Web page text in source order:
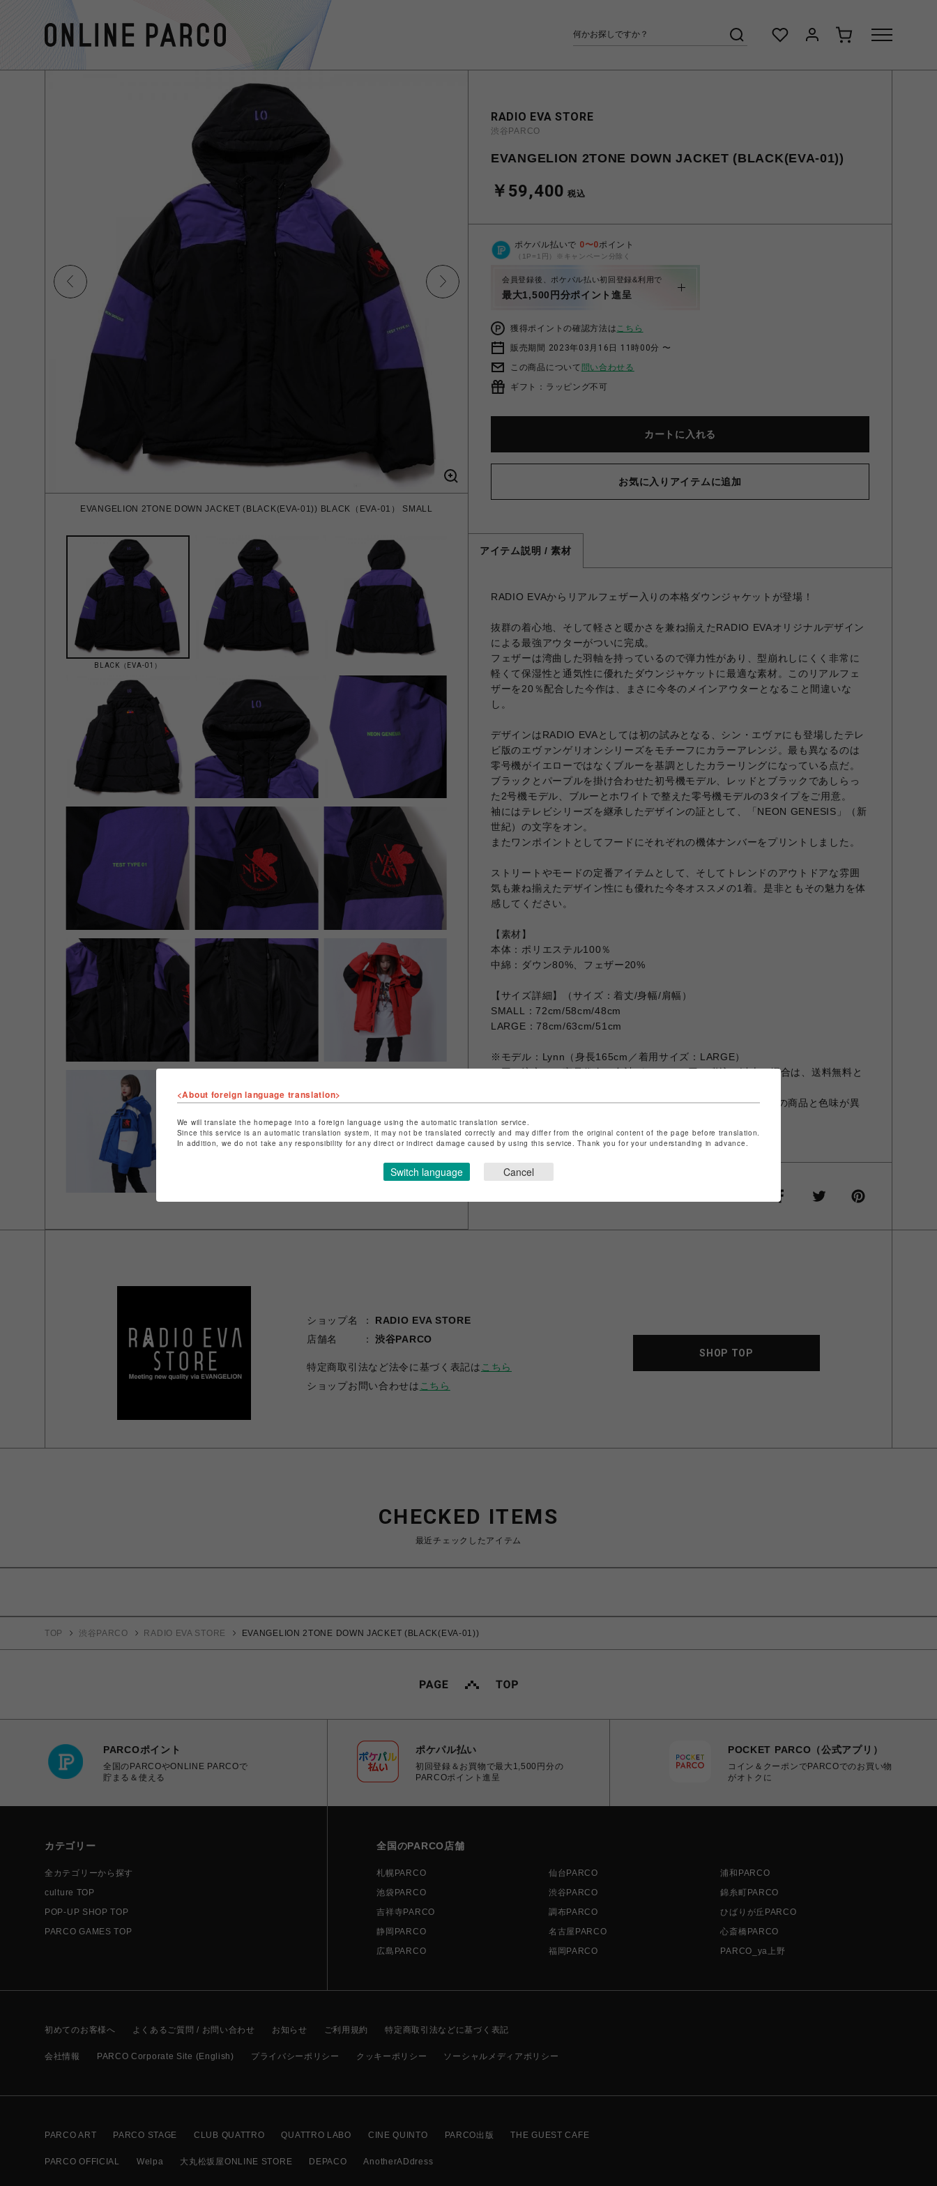
EVANGELION 2TONE DOWN JACKET (BLACK(EVA-01)) BLACK（EVA-01） SMALL
BLACK（EVA-01）
RADIO EVA STORE
渋谷PARCO
EVANGELION 2TONE DOWN JACKET (BLACK(EVA-01))
￥59,400 税込
ポケパル払いで 0〜0ポイント
（1P=1円）※キャンペーン分除く
会員登録後、ポケパル払い初回登録&利用で
最大1,500円分ポイント進呈
獲得ポイントの確認方法はこちら
販売期間 2023年03月16日 11時00分 〜
この商品について 問い合わせる
ギフト：ラッピング不可
カートに入れる
お気に入りアイテムに追加
アイテム説明 / 素材
RADIO EVAからリアルフェザー入りの本格ダウンジャケットが登場！
抜群の着心地、そして軽さと暖かさを兼ね揃えたRADIO EVAオリジナルデザイン
による最強アウターがついに完成。
フェザーは湾曲した羽軸を持っているので弾力性があり、型崩れしにくく非常に
軽くて保湿性と通気性に優れたダウンジャケットに最適な素材。このリアルフェ
ザーを20％配合した今作は、まさに今冬のメインアウターとなること間違いな
し。
デザインはRADIO EVAとしては初の試みとなる、シン・エヴァにも登場したテレ
ビ版のエヴァンゲリオンシリーズをモチーフにカラーアレンジ。最も異なるのは
零号機がイエローではなくブルーを基調としたカラーリングになっている点だ。
ブラックとパープルを掛け合わせた初号機モデル、レッドとブラックであしらっ
た2号機モデル、ブルーとホワイトで整えた零号機モデルの3タイプをご用意。
袖にはテレビシリーズを継承したデザインの証として、「NEON GENESIS」（新
世紀）の文字をオン。
またワンポイントとしてフードにそれぞれの機体ナンバーをプリントしました。
ストリートやモードの定番アイテムとして、そしてトレンドのアウトドアな雰囲
気も兼ね揃えたデザイン性にも優れた今冬オススメの1着。是非ともその魅力を体
感してください。
【素材】
本体：ポリエステル100％
中綿：ダウン80%、フェザー20%
【サイズ詳細】（サイズ：着丈/身幅/肩幅）
SMALL：72cm/58cm/48cm
LARGE：78cm/63cm/51cm
※モデル：Lynn（身長165cm／着用サイズ：LARGE）
※同一注文での商品代金の合計が、11,000円（税込）以上の場合は、送料無料と
※お客様のお使いのモニター設定やお部屋の照明等により実際の商品と色味が異
なる場合がございます。
※画像は試作品の為、実際の商品と異なる場合があります。
ショップ名
RADIO EVA STORE
店舗名
渋谷PARCO
特定商取引法など法令に基づく表記は こちら
ショップお問い合わせは こちら
SHOP TOP
CHECKED ITEMS
最近チェックしたアイテム
TOP 渋谷PARCO RADIO EVA STORE EVANGELION 2TONE DOWN JACKET (BLACK(EVA-01))
PARCOポイント
全国のPARCOやONLINE PARCOで
貯まる＆使える
ポケパル払い
初回登録＆お買物で最大1,500円分の
PARCOポイント進呈
POCKET PARCO（公式アプリ）
コイン＆クーポンでPARCOでのお買い物
がオトクに
カテゴリー
全カテゴリーから探す
culture TOP
POP-UP SHOP TOP
PARCO GAMES TOP
全国のPARCO店舗
札幌PARCO 仙台PARCO
浦和PARCO
池袋PARCO
渋谷PARCO
錦糸町PARCO
吉祥寺PARCO
調布PARCO
ひばりが丘PARCO
静岡PARCO
名古屋PARCO
心斎橋PARCO
広島PARCO
福岡PARCO PARCO_ya上野
初めてのお客様へ よくあるご質問 / お問い合わせ お知らせ ご利用規約 特定商取引法などに基づく表記
会社情報 PARCO Corporate Site (English) プライバシーポリシー クッキーポリシー ソーシャルメディアポリシー
PARCO ART PARCO STAGE CLUB QUATTRO QUATTRO LABO CINE QUINTO PARCO出版 THE GUEST CAFE
PARCO OFFICIAL Welpa 大丸松坂屋ONLINE STORE DEPACO AnotherADdress
<About foreign language translation>
We will translate the homepage into a foreign language using the automatic translation service.
Since this service is an automatic translation system, it may not be translated correctly and may differ from the original content of the page before translation.
In addition, we do not take any responsibility for any direct or indirect damage caused by using this service. Thank you for your understanding in advance.
Switch language Cancel